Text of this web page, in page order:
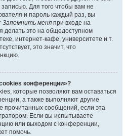
Для того чтобы вам не
и пароль каждый раз, вы
Запомнить меня при входе на
делать это на общедоступном
интернет-кафе, университете и т.
это значит, что
конференции»?
которые позволяют вам оставаться
а также выполняют другие
прочитанных сообщений, если эта
Если вы испытываете
или выходом с конференции,
помочь.